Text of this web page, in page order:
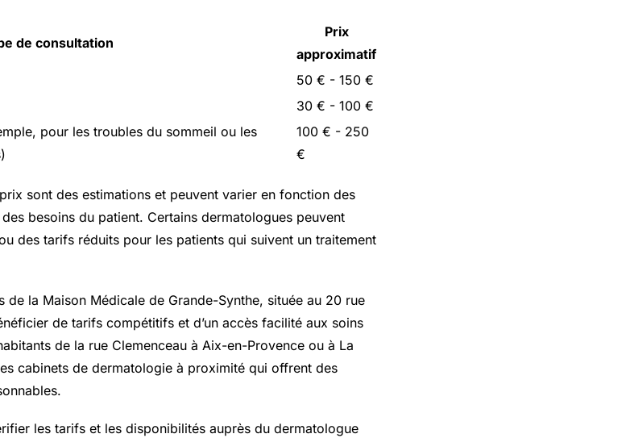
de consultation
Prix
approximatif
50 € - 150 €
30 € - 100 €
pour les troubles du sommeil ou les
100 € - 250
€
sont des estimations et peuvent varier en fonction des
besoins du patient. Certains dermatologues peuvent
des tarifs réduits pour les patients qui suivent un traitement
de la Maison Médicale de Grande-Synthe, située au 20 rue
de tarifs compétitifs et d’un accès facilité aux soins
de la rue Clemenceau à Aix-en-Provence ou à La
cabinets de dermatologie à proximité qui offrent des
les tarifs et les disponibilités auprès du dermatologue